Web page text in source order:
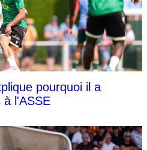
pourquoi il a
à l'ASSE